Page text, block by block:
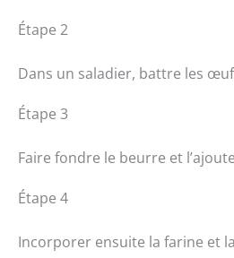
Étape 2
Dans un saladier, battre les
Étape 3
Faire fondre le beurre et
Étape 4
Incorporer ensuite la farine et